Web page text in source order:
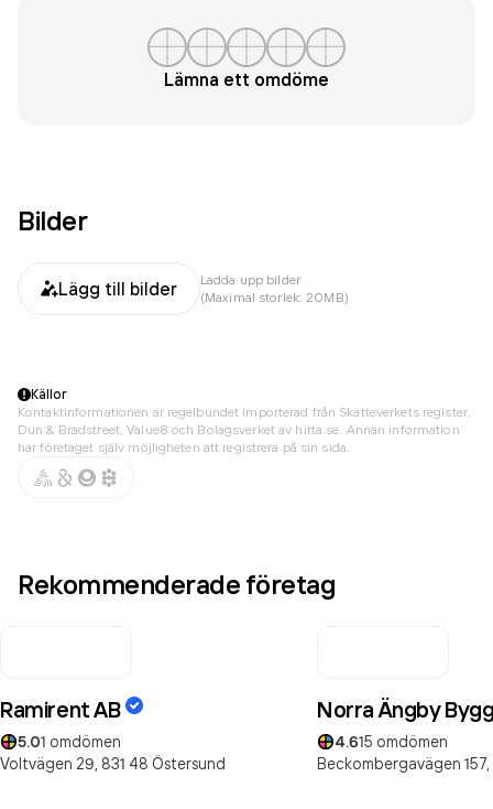
Lämna ett omdöme
Bilder
Lägg till bilder
Ladda upp bilder
(Maximal storlek: 20MB)
Källor
Kontaktinformationen är regelbundet importerad från Skatteverkets register,
Dun & Bradstreet, Value8 och Bolagsverket av hitta.se. Annan information
har företaget själv möjligheten att registrera på sin sida.
Rekommenderade företag
Ramirent AB
5.01 omdömen
Voltvägen 29, 831 48 Östersund
Norra Ängby
4.615 omdömen
Beckombergavägen 157,